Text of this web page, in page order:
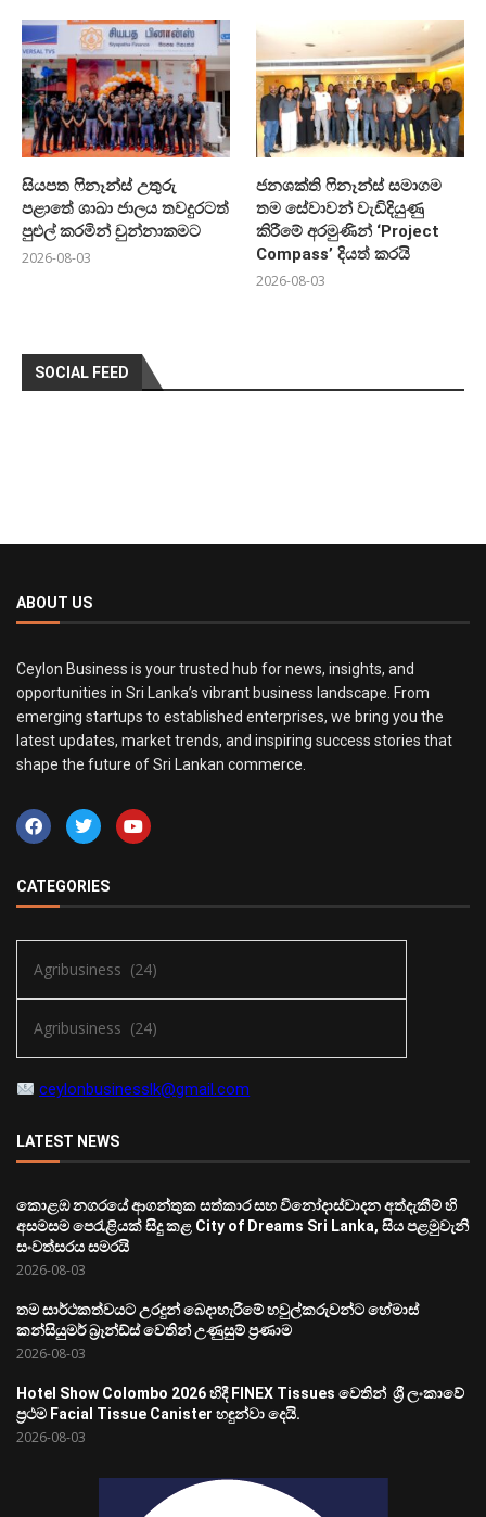
සියපත ෆිනෑන්ස් උතුරු
පළාතේ ශාඛා ජාලය තවදුරටත්
පුළුල් කරමින් චුන්නාකමට
2026-08-03
ජනශක්ති ෆිනෑන්ස් සමාගම
තම සේවාවන් වැඩිදියුණු
කිරීමේ අරමුණින් ‘Project
Compass’ දියත් කරයි
2026-08-03
SOCIAL FEED
ABOUT US
Ceylon Business is your trusted hub for news, insights, and
opportunities in Sri Lanka’s vibrant business landscape. From
emerging startups to established enterprises, we bring you the
latest updates, market trends, and inspiring success stories that
shape the future of Sri Lankan commerce.
CATEGORIES
ceylonbusinesslk@gmail.com
LATEST NEWS
කොළඹ නගරයේ ආගන්තුක සත්කාර සහ විනෝදාස්වාදන අත්දැකීම් හි
අසමසම පෙරැළියක් සිදු කළ City of Dreams Sri Lanka, සිය පළමුවැනි
සංවත්සරය සමරයි
2026-08-03
තම සාර්ථකත්වයට උරදුන් බෙදාහැරීමේ හවුල්කරුවන්ට හේමාස්
කන්සියුමර් බ්‍රෑන්ඩ්ස් වෙතින් උණුසුම් ප්‍රණාම
2026-08-03
Hotel Show Colombo 2026 හිදී FINEX Tissues වෙතින් ශ්‍රී ලංකාවේ
ප්‍රථම Facial Tissue Canister හඳුන්වා දෙයි.
2026-08-03